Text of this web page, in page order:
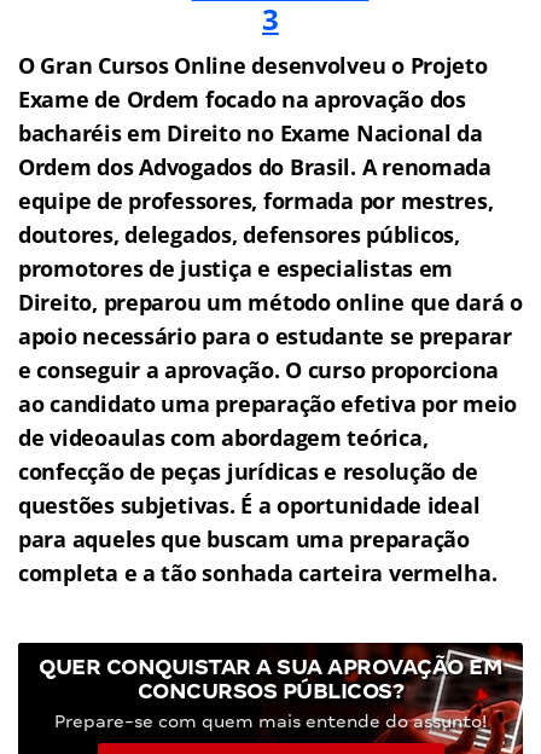
O Gran Cursos Online desenvolveu o Projeto
Exame de Ordem focado na aprovação dos
bacharéis em Direito no Exame Nacional da
Ordem dos Advogados do Brasil. A renomada
equipe de professores, formada por mestres,
doutores, delegados, defensores públicos,
promotores de justiça e especialistas em
Direito, preparou um método online que dará o
apoio necessário para o estudante se preparar
e conseguir a aprovação. O curso proporciona
ao candidato uma preparação efetiva por meio
de videoaulas com abordagem teórica,
confecção de peças jurídicas e resolução de
questões subjetivas. É a oportunidade ideal
para aqueles que buscam uma preparação
completa e a tão sonhada carteira vermelha.
QUER CONQUISTAR A SUA APROVAÇÃO EM
CONCURSOS PÚBLICOS?
Prepare-se com quem mais entende do assunto!